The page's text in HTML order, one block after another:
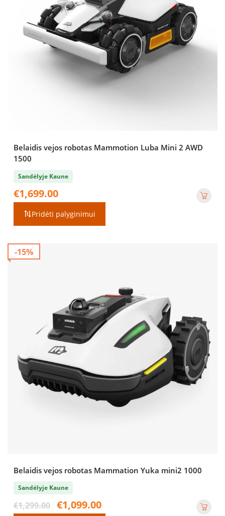
Belaidis vejos robotas Mammotion Luba Mini 2 AWD
1500
Sandėlyje Kaune
€1,699.00
Pridėti palyginimui
-15%
Belaidis vejos robotas Mammation Yuka mini2 1000
Sandėlyje Kaune
€1,299.00
Original
price
€1,099.00